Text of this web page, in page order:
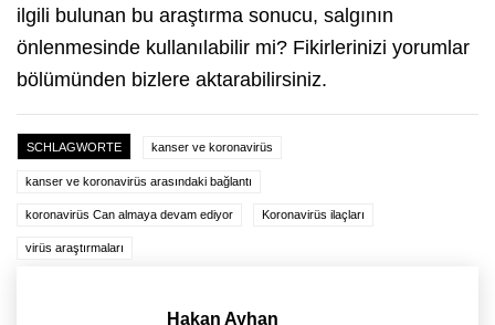
ilgili bulunan bu araştırma sonucu, salgının
önlenmesinde kullanılabilir mi? Fikirlerinizi yorumlar
bölümünden bizlere aktarabilirsiniz.
SCHLAGWORTE kanser ve koronavirüs
kanser ve koronavirüs arasındaki bağlantı
koronavirüs Can almaya devam ediyor Koronavirüs ilaçları
virüs araştırmaları
Hakan Ayhan